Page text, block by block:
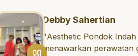
Debby Sahertian
"Aesthetic Pondok Indah
menawarkan perawatan gigi yang